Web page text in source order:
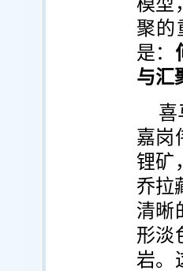
聚的
是：
与汇
喜
嘉岗
锂矿
乔拉
清晰
形淡
岩。